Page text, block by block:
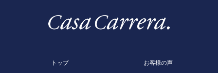
トップ お客様の声